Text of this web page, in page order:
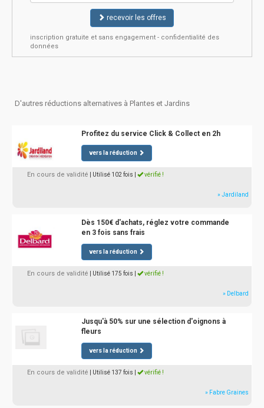
recevoir les offres
inscription gratuite et sans engagement - confidentialité des
données
D'autres réductions alternatives à Plantes et Jardins
Profitez du service Click & Collect en 2h
vers la réduction
En cours de validité | Utilisé 102 fois vérifié !
» Jardiland
Dès 150€ d'achats, réglez votre commande
en 3 fois sans frais
vers la réduction
En cours de validité | Utilisé 175 fois vérifié !
» Delbard
Jusqu'à 50% sur une sélection d'oignons à
fleurs
vers la réduction
En cours de validité | Utilisé 137 fois vérifié !
» Fabre Graines